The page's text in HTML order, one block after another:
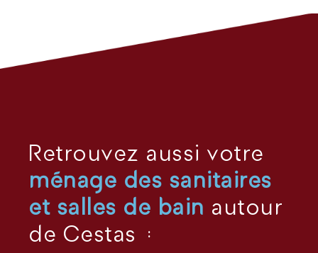
Retrouvez aussi votre
ménage des sanitaires
et salles de bain autour
de Cestas :